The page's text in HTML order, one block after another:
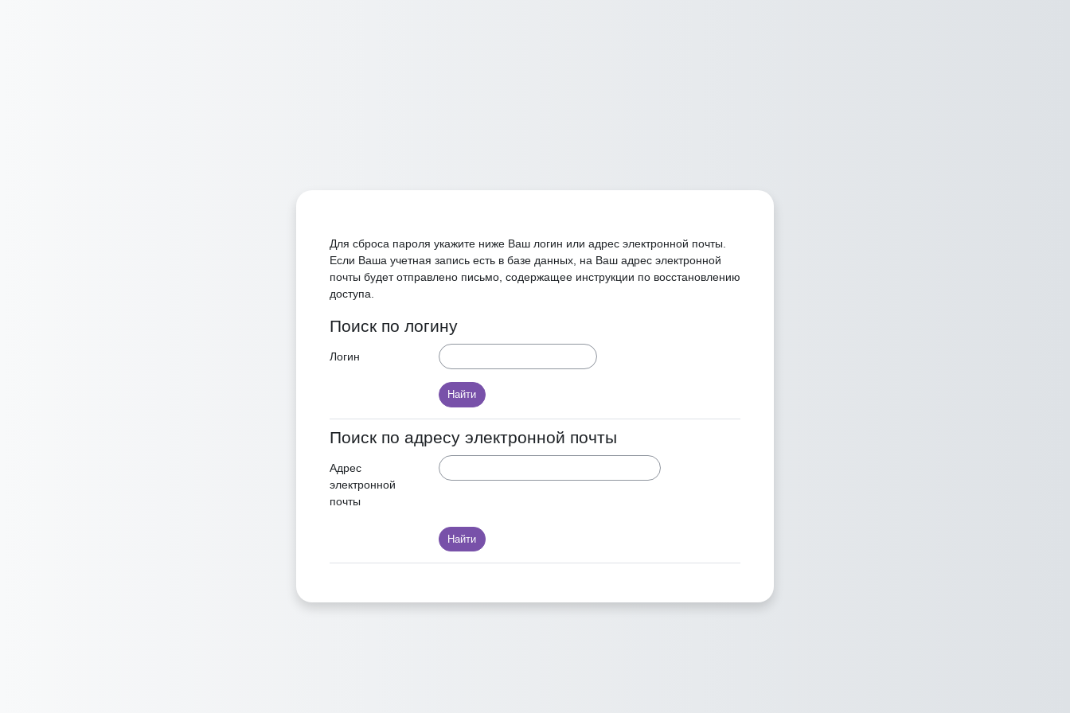
Для сброса пароля укажите ниже Ваш логин или адрес электронной почты.
Если Ваша учетная запись есть в базе данных, на Ваш адрес электронной
почты будет отправлено письмо, содержащее инструкции по восстановлению
доступа.
Поиск по логину
Логин
Поиск по адресу электронной почты
Адрес
электронной
почты